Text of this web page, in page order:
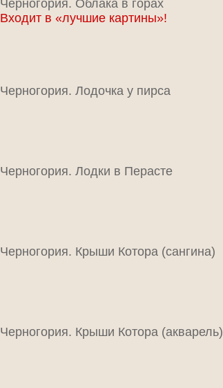
Черногория. Облака в горах
Входит в «лучшие картины»!
Черногория. Лодочка у пирса
Черногория. Лодки в Перасте
Черногория. Крыши Котора (сангина)
Черногория. Крыши Котора (акварель)